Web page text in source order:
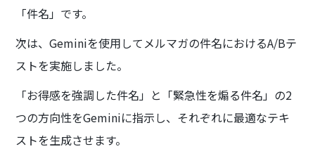
「件名」です。
次は、Geminiを使用してメルマガの件名におけるA/Bテ
ストを実施しました。
「お得感を強調した件名」と「緊急性を煽る件名」の2
つの方向性をGeminiに指示し、それぞれに最適なテキ
ストを生成させます。